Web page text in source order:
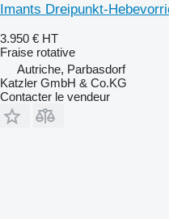
Imants Dreipunkt-
3.950 € HT
Fraise rotative
Autriche, Parbasdorf
Katzler GmbH & Co.KG
Contacter le vendeur